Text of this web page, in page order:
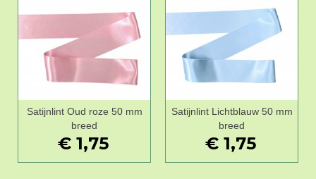
Satijnlint Oud roze 50 mm
breed
€ 1,75
Satijnlint Lichtblauw 50 mm
breed
€ 1,75